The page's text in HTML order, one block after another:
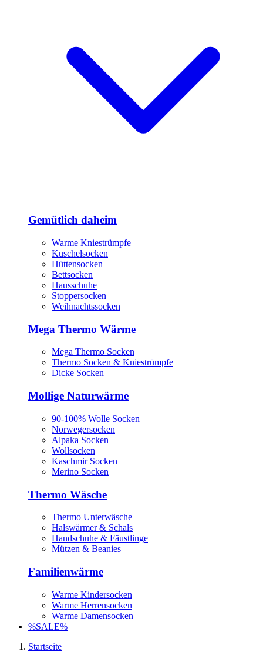
Gemütlich daheim
Warme Kniestrümpfe
Kuschelsocken
Hüttensocken
Bettsocken
Hausschuhe
Stoppersocken
Weihnachtssocken
Mega Thermo Wärme
Mega Thermo Socken
Thermo Socken & Kniestrümpfe
Dicke Socken
Mollige Naturwärme
90-100% Wolle Socken
Norwegersocken
Alpaka Socken
Wollsocken
Kaschmir Socken
Merino Socken
Thermo Wäsche
Thermo Unterwäsche
Halswärmer & Schals
Handschuhe & Fäustlinge
Mützen & Beanies
Familienwärme
Warme Kindersocken
Warme Herrensocken
Warme Damensocken
%SALE%
Startseite